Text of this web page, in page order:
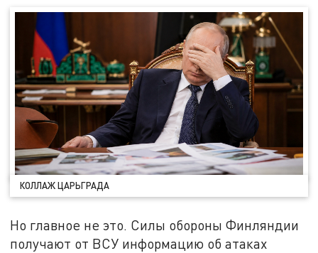
КОЛЛАЖ ЦАРЬГРАДА
Но главное не это. Силы обороны Финляндии
получают от ВСУ информацию об атаках